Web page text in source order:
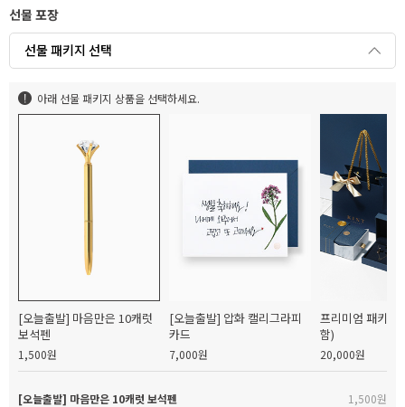
선물 포장
선물 패키지 선택
아래 선물 패키지 상품을 선택하세요.
[오늘출발] 마음만은 10캐럿
보석펜
1,500원
[오늘출발] 압화 캘리그라피
카드
7,000원
프리미엄 패키지
함)
20,000원
[오늘출발] 마음만은 10캐럿 보석펜 1,500원